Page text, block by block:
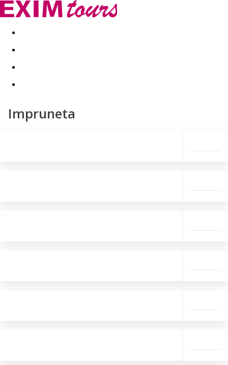
Akční nabídky Last minute
Impruneta